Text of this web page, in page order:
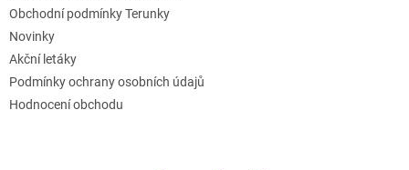
Obchodní podmínky Terunky
Novinky
Akční letáky
Podmínky ochrany osobních údajů
Hodnocení obchodu